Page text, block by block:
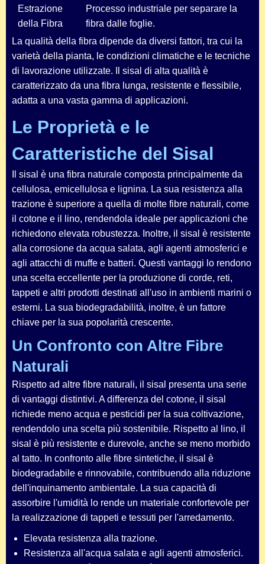
Estrazione
della Fibra
Processo industriale per separare la
fibra dalle foglie.
La qualità della fibra dipende da diversi fattori, tra cui la
varietà della pianta, le condizioni climatiche e le tecniche
di lavorazione utilizzate. Il sisal di alta qualità è
caratterizzato da una fibra lunga, resistente e flessibile,
adatta a una vasta gamma di applicazioni.
Le Proprietà e le
Caratteristiche del Sisal
Il sisal è una fibra naturale composta principalmente da
cellulosa, emicellulosa e lignina. La sua resistenza alla
trazione è superiore a quella di molte fibre naturali, come
il cotone e il lino, rendendola ideale per applicazioni che
richiedono elevata robustezza. Inoltre, il sisal è resistente
alla corrosione da acqua salata, agli agenti atmosferici e
agli attacchi di muffe e batteri. Questi vantaggi lo rendono
una scelta eccellente per la produzione di corde, reti,
tappeti e altri prodotti destinati all'uso in ambienti marini o
esterni. La sua biodegradabilità, inoltre, è un fattore
chiave per la sua popolarità crescente.
Un Confronto con Altre Fibre
Naturali
Rispetto ad altre fibre naturali, il sisal presenta una serie
di vantaggi distintivi. A differenza del cotone, il sisal
richiede meno acqua e pesticidi per la sua coltivazione,
rendendolo una scelta più sostenibile. Rispetto al lino, il
sisal è più resistente e durevole, anche se meno morbido
al tatto. In confronto alle fibre sintetiche, il sisal è
biodegradabile e rinnovabile, contribuendo alla riduzione
dell'inquinamento ambientale. La sua capacità di
assorbire l'umidità lo rende un materiale confortevole per
la realizzazione di tappeti e tessuti per l'arredamento.
Elevata resistenza alla trazione.
Resistenza all'acqua salata e agli agenti atmosferici.